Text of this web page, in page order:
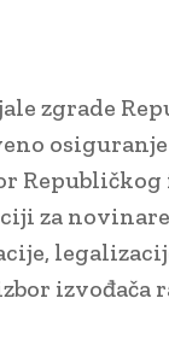
zgrade
za
izvođača